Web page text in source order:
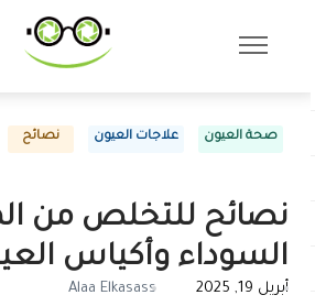
صحة العيون علاجات العيون نصائح
نصائح للتخلص من
السوداء وأكياس
أبريل 19, 2025 Alaa Elkasass